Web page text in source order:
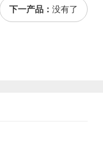
下一产品： 没有了